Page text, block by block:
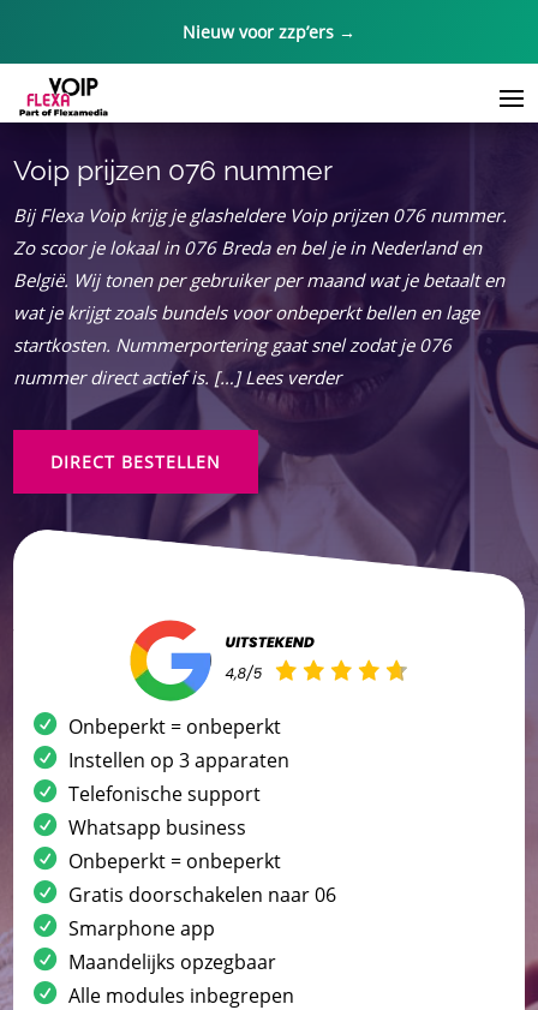
Nieuw voor zzp’ers →
Voip prijzen 076 nummer
Bij Flexa Voip krijg je glasheldere Voip prijzen 076 nummer.​
Zo scoor je lokaal in 076 Breda en bel je in Nederland en
België.​ Wij tonen per gebruiker per maand wat je betaalt en
wat je krijgt zoals bundels voor onbeperkt bellen en lage
startkosten.​ Nummerportering gaat snel zodat je 076
nummer direct actief is.​ […] Lees verder
DIRECT BESTELLEN
Onbeperkt = onbeperkt
Instellen op 3 apparaten
Telefonische support
Whatsapp business
Onbeperkt = onbeperkt
Gratis doorschakelen naar 06
Smarphone app
Maandelijks opzegbaar
Alle modules inbegrepen